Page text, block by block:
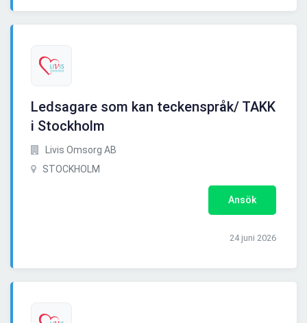
Ledsagare som kan teckenspråk/ TAKK
i Stockholm
Livis Omsorg AB
STOCKHOLM
Ansök
24 juni 2026